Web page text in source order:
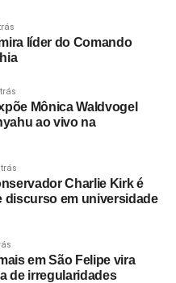
líder do Comando
Mônica Waldvogel
ao vivo na
Charlie Kirk é
discurso em universidade
em São Felipe vira
de irregularidades